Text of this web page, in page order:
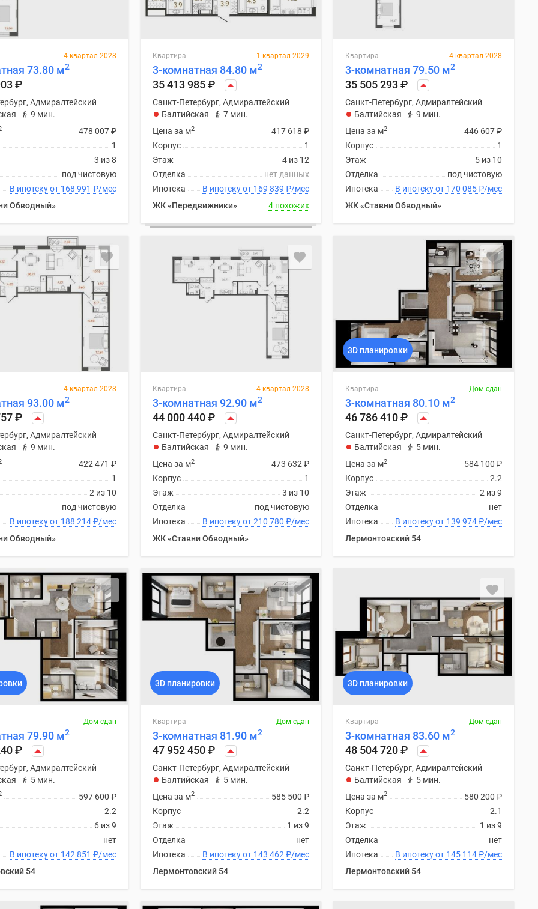
4 квартал 2028
73.80 м2
₽
Адмиралтейский
9 мин.
478 007₽
1
3 из 8
под чистовую
В ипотеку от 168 991 ₽/мес
Обводный»
Квартира 1 квартал 2029
3-комнатная 84.80 м2
35 413 985₽
Санкт-Петербург, Адмиралтейский
Балтийская
7 мин.
417 618 ₽
Цена за м2
1
Корпус
4 из 12
Этаж
нет данных
Отделка
В ипотеку от 169 839 ₽/мес
Ипотека
ЖК «Передвижники»
4 похожих
Квартира 4 квартал 2028
3-комнатная 79.50 м2
35 505 293₽
Санкт-Петербург, Адмиралтейский
Балтийская
9 мин.
446 607₽
Цена за м2
1
Корпус
5 из 10
Этаж
под чистовую
Отделка
В ипотеку от 170 085₽/мес
Ипотека
ЖК «Ставни Обводный»
4 квартал 2028
93.00 м2
₽
Адмиралтейский
9 мин.
422 471 ₽
1
2 из 10
под чистовую
В ипотеку от 188 214₽/мес
Обводный»
Квартира 4 квартал 2028
3-комнатная 92.90 м2
44 000 440₽
Санкт-Петербург, Адмиралтейский
Балтийская
9 мин.
473 632 ₽
Цена за м2
1
Корпус
3 из 10
Этаж
под чистовую
Отделка
В ипотеку от 210 780 ₽/мес
Ипотека
ЖК «Ставни Обводный»
3D планировки
Квартира Дом сдан
3-комнатная 80.10 м2
46 786 410₽
Санкт-Петербург, Адмиралтейский
Балтийская
5 мин.
584 100 ₽
Цена за м2
2.2
Корпус
2 из 9
Этаж
нет
Отделка
В ипотеку от 139 974₽/мес
Ипотека
Лермонтовский 54
Дом сдан
79.90 м2
₽
Адмиралтейский
5 мин.
597 600 ₽
2.2
6 из 9
нет
В ипотеку от 142 851 ₽/мес
54
3D планировки
Квартира Дом сдан
3-комнатная 81.90 м2
47 952 450₽
Санкт-Петербург, Адмиралтейский
Балтийская
5 мин.
585 500 ₽
Цена за м2
2.2
Корпус
1 из 9
Этаж
нет
Отделка
В ипотеку от 143 462 ₽/мес
Ипотека
Лермонтовский 54
3D планировки
Квартира Дом сдан
3-комнатная 83.60 м2
48 504 720₽
Санкт-Петербург, Адмиралтейский
Балтийская
5 мин.
580 200 ₽
Цена за м2
2.1
Корпус
1 из 9
Этаж
нет
Отделка
В ипотеку от 145 114₽/мес
Ипотека
Лермонтовский 54